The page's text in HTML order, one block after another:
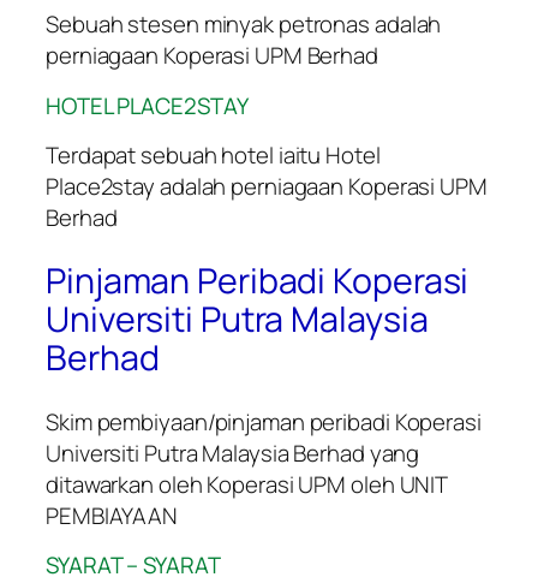
Sebuah stesen minyak petronas adalah
perniagaan Koperasi UPM Berhad
HOTEL PLACE2STAY
Terdapat sebuah hotel iaitu Hotel
Place2stay adalah perniagaan Koperasi UPM
Berhad
Pinjaman Peribadi Koperasi
Universiti Putra Malaysia
Berhad
Skim pembiyaan/pinjaman peribadi Koperasi
Universiti Putra Malaysia Berhad yang
ditawarkan oleh Koperasi UPM oleh UNIT
PEMBIAYAAN
SYARAT – SYARAT